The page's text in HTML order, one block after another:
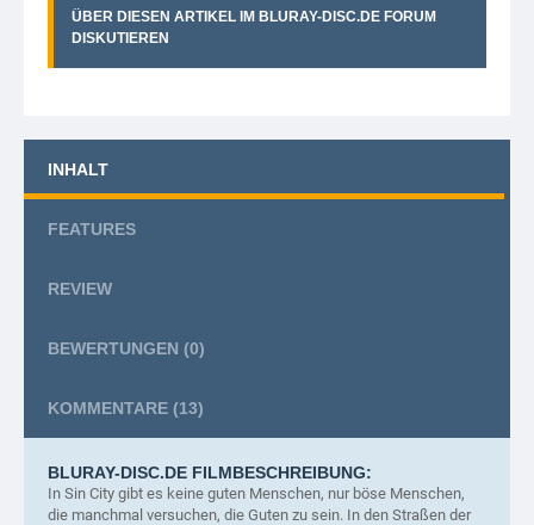
ÜBER DIESEN ARTIKEL IM BLURAY-DISC.DE FORUM
DISKUTIEREN
INHALT
FEATURES
REVIEW
BEWERTUNGEN (0)
KOMMENTARE (13)
BLURAY-DISC.DE FILMBESCHREIBUNG:
In Sin City gibt es keine guten Menschen, nur böse Menschen,
die manchmal versuchen, die Guten zu sein. In den Straßen der